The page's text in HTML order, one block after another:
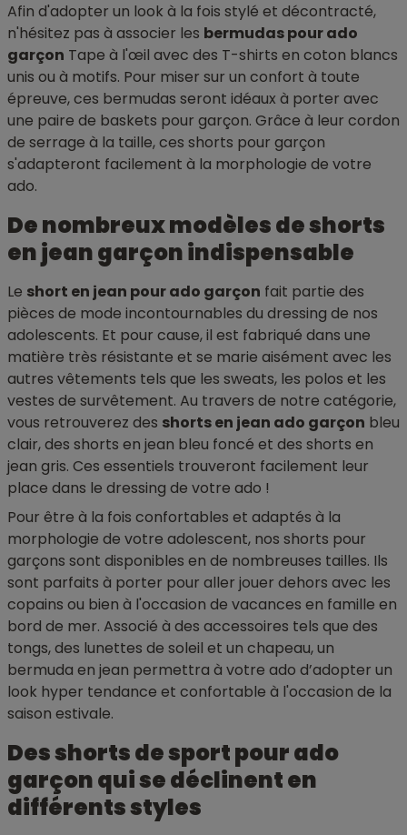
Afin d'adopter un look à la fois stylé et décontracté,
n'hésitez pas à associer les bermudas pour ado
garçon Tape à l'œil avec des T-shirts en coton blancs
unis ou à motifs. Pour miser sur un confort à toute
épreuve, ces bermudas seront idéaux à porter avec
une paire de baskets pour garçon. Grâce à leur cordon
de serrage à la taille, ces shorts pour garçon
s'adapteront facilement à la morphologie de votre
ado.
De nombreux modèles de shorts
en jean garçon indispensable
Le short en jean pour ado garçon fait partie des
pièces de mode incontournables du dressing de nos
adolescents. Et pour cause, il est fabriqué dans une
matière très résistante et se marie aisément avec les
autres vêtements tels que les sweats, les polos et les
vestes de survêtement. Au travers de notre catégorie,
vous retrouverez des shorts en jean ado garçon bleu
clair, des shorts en jean bleu foncé et des shorts en
jean gris. Ces essentiels trouveront facilement leur
place dans le dressing de votre ado !
Pour être à la fois confortables et adaptés à la
morphologie de votre adolescent, nos shorts pour
garçons sont disponibles en de nombreuses tailles. Ils
sont parfaits à porter pour aller jouer dehors avec les
copains ou bien à l'occasion de vacances en famille en
bord de mer. Associé à des accessoires tels que des
tongs, des lunettes de soleil et un chapeau, un
bermuda en jean permettra à votre ado d’adopter un
look hyper tendance et confortable à l'occasion de la
saison estivale.
Des shorts de sport pour ado
garçon qui se déclinent en
différents styles